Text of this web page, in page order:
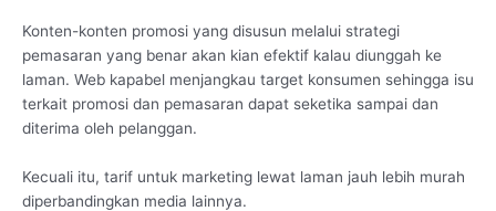
Konten-konten promosi yang disusun melalui strategi
pemasaran yang benar akan kian efektif kalau diunggah ke
laman. Web kapabel menjangkau target konsumen sehingga isu
terkait promosi dan pemasaran dapat seketika sampai dan
diterima oleh pelanggan.
Kecuali itu, tarif untuk marketing lewat laman jauh lebih murah
diperbandingkan media lainnya.